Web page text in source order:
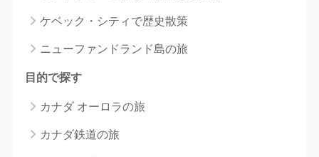
ケベック・シティで歴史散策
ニューファンドランド島の旅
目的で探す
カナダ オーロラの旅
カナダ鉄道の旅